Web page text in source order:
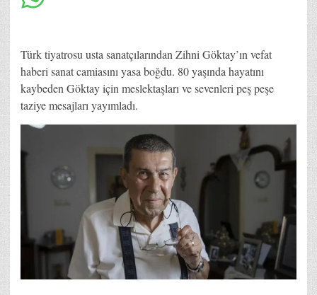
Türk tiyatrosu usta sanatçılarından Zihni Göktay’ın vefat
haberi sanat camiasını yasa boğdu. 80 yaşında hayatını
kaybeden Göktay için meslektaşları ve sevenleri peş peşe
taziye mesajları yayımladı.